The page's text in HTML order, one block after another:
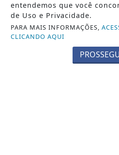
entendemos que você
de Uso e Privacidade.
PARA MAIS INFORMAÇÕES,
CLICANDO AQUI